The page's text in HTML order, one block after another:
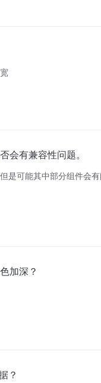
会有兼容性问题。
是可能其中部分组件会
加深？
？